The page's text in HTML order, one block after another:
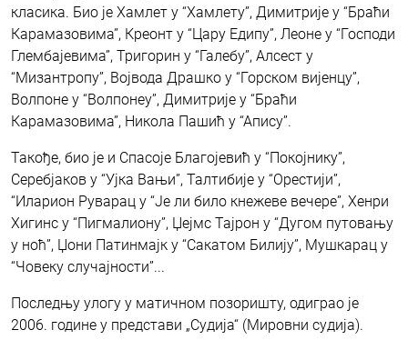
класика. Био је Хамлет у “Хамлету”, Димитрије у “Браћи
Карамазовима”, Креонт у “Цару Едипу”, Леоне у “Господи
Глембајевима”, Тригорин у “Галебу”, Алсест у
“Мизантропу”, Војвода Драшко у “Горском вијенцу”,
Волпоне у “Волпонеу”, Димитрије у “Браћи
Карамазовима”, Никола Пашић у “Апису”.
Такође, био је и Спасоје Благојевић у “Покојнику”,
Серебјаков у “Ујка Вањи”, Талтибије у “Орестији”,
“Иларион Руварац у “Је ли било кнежеве вечере”, Хенри
Хигинс у “Пигмалиону”, Џејмс Тајрон у “Дугом путовању
у ноћ”, Џони Патинмајк у “Сакатом Билију”, Мушкарац у
“Човеку случајности”...
Последњу улогу у матичном позоришту, одиграо је
2006. године у представи „Судија“ (Мировни судија).